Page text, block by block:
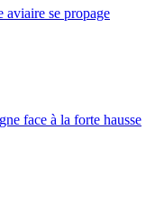
aviaire se propage
face à la forte hausse